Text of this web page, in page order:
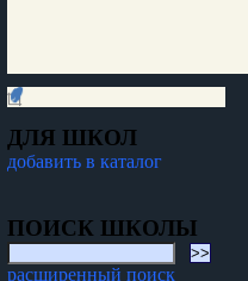
ДЛЯ ШКОЛ
добавить в каталог
ПОИСК ШКОЛЫ
расширенный поиск